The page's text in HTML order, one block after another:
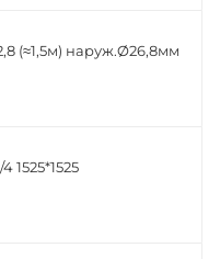
(≈1,5м) наруж.Ø26,8мм